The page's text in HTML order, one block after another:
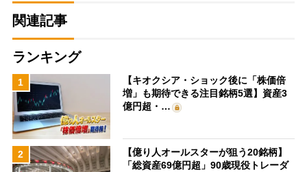
関連記事
ランキング
1
【キオクシア・ショック後に「株価倍
増」も期待できる注目銘柄5選】資産3
億円超・…
2
【億り人オールスターが狙う20銘柄】
「総資産69億円超」90歳現役トレーダ